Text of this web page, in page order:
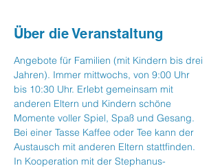
Über die Veranstaltung
Angebote für Familien (mit Kindern bis drei
Jahren). Immer mittwochs, von 9:00 Uhr
bis 10:30 Uhr. Erlebt gemeinsam mit
anderen Eltern und Kindern schöne
Momente voller Spiel, Spaß und Gesang.
Bei einer Tasse Kaffee oder Tee kann der
Austausch mit anderen Eltern stattfinden.
In Kooperation mit der Stephanus-